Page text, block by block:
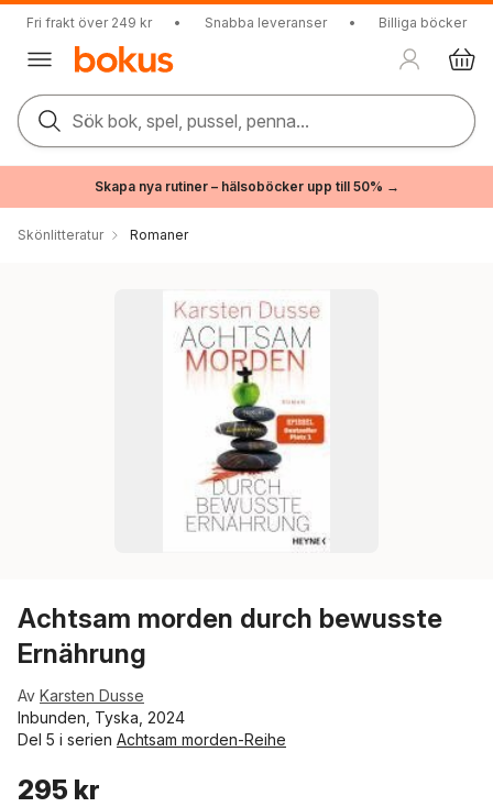
Fri frakt över 249 kr • Snabba leveranser • Billiga böcker
Sök bok, spel, pussel, penna...
Skapa nya rutiner – hälsoböcker upp till 50% →
Skönlitteratur Romaner
Achtsam morden durch bewusste
Ernährung
Av Karsten Dusse
Inbunden, Tyska, 2024
Del 5 i serien Achtsam morden-Reihe
295 kr